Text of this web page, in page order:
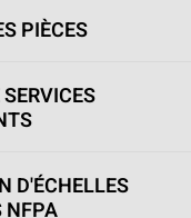
PIÈCES
D'ÉCHELLES
NFPA